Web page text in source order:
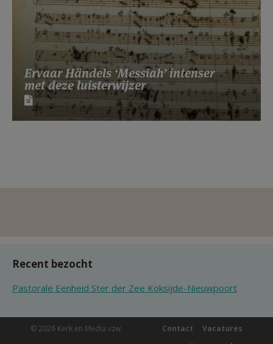
Ervaar Händels ‘Messiah’ intenser
met deze luisterwijzer
Recent bezocht
Pastorale Eenheid Ster der Zee Koksijde-Nieuwpoort
© 2026 Kerk en Media vzw Vacatures
Contact